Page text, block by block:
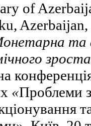
of
та
«Проблеми